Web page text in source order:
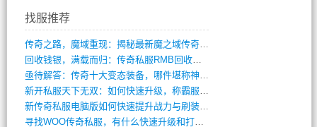
找服推荐
传奇之路，魔域重现：揭秘最新魔之域传奇攻(712)
回收钱银，满载而归：传奇私服RMB回收装(548)
亟待解答：传奇十大变态装备，哪件堪称神器(347)
新开私服天下无双：如何快速升级，称霸服务(681)
新传奇私服电脑版如何快速提升战力与刷装备(835)
寻找WOO传奇私服，有什么快速升级和打宝(864)